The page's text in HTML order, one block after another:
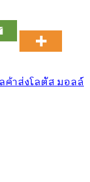
ค้าส่งโลตัส มอลล์